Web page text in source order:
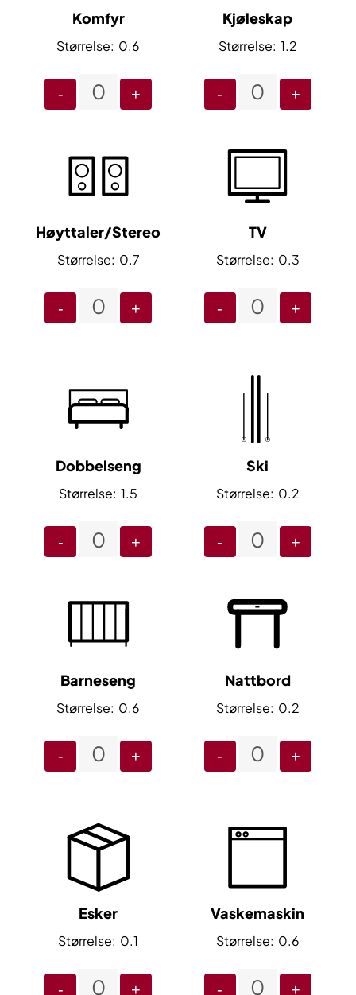
Komfyr
0.6
- +
Kjøleskap
1.2
- +
Høyttaler/Stereo
0.7
- +
TV
0.3
- +
Dobbelseng
1.5
- +
Ski
0.2
- +
Barneseng
0.6
- +
Nattbord
0.2
- +
Esker
0.1
- +
Vaskemaskin
0.6
- +